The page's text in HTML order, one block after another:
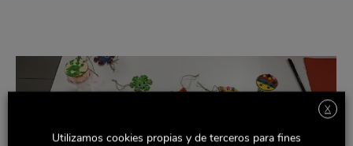
X
Utilizamos cookies propias y de terceros para fines